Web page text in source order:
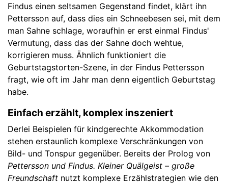
Findus einen seltsamen Gegenstand findet, klärt ihn
Pettersson auf, dass dies ein Schneebesen sei, mit dem
man Sahne schlage, woraufhin er erst einmal Findus'
Vermutung, dass das der Sahne doch wehtue,
korrigieren muss. Ähnlich funktioniert die
Geburtstagstorten-Szene, in der Findus Pettersson
fragt, wie oft im Jahr man denn eigentlich Geburtstag
habe.
Einfach erzählt, komplex inszeniert
Derlei Beispielen für kindgerechte Akkommodation
stehen erstaunlich komplexe Verschränkungen von
Bild- und Tonspur gegenüber. Bereits der Prolog von
Pettersson und Findus. Kleiner Quälgeist – große
Freundschaft nutzt komplexe Erzählstrategien wie den